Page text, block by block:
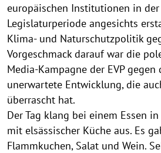
europäischen Institutionen in der
Legislaturperiode angesichts
Klima- und Naturschutzpolitik
Vorgeschmack darauf war die
Media-Kampagne der EVP
unerwartete Entwicklung, die
überrascht hat.
Der Tag klang bei einem Essen
mit elsässischer Küche aus. Es
Flammkuchen, Salat und Wein.